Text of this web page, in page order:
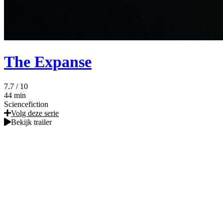
The Expanse
7.7 / 10
44 min
Sciencefiction
Volg deze serie
Bekijk trailer